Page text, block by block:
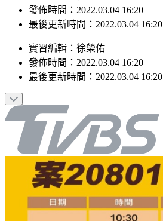
發佈時間：2022.03.04 16:20
最後更新時間：2022.03.04 16:20
實習編輯 ： 徐榮佑
發佈時間： 2022.03.04 16:20
最後更新時間： 2022.03.04 16:20